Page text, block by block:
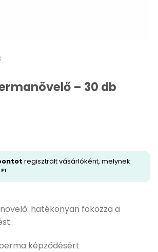
– 30 db
regisztrált vásárlóként, melynek
Ft
hatékonyan fokozza a
képződésért